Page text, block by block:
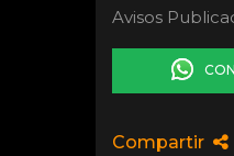
Avisos
Compartir